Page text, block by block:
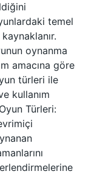
temel
oynanma
amacına göre
türleri ile
kullanım
Türleri: